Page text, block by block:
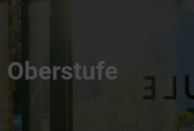
Oberstufe